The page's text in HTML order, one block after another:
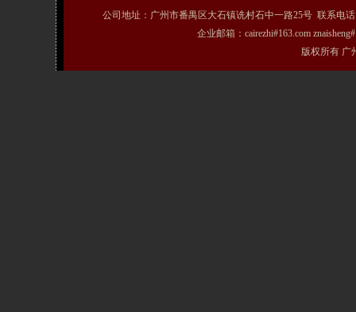
公司地址：广州市番禺区大石镇诜村石中一路25号 联系电话
企业邮箱：cairezhi#163.com
版权所有 广